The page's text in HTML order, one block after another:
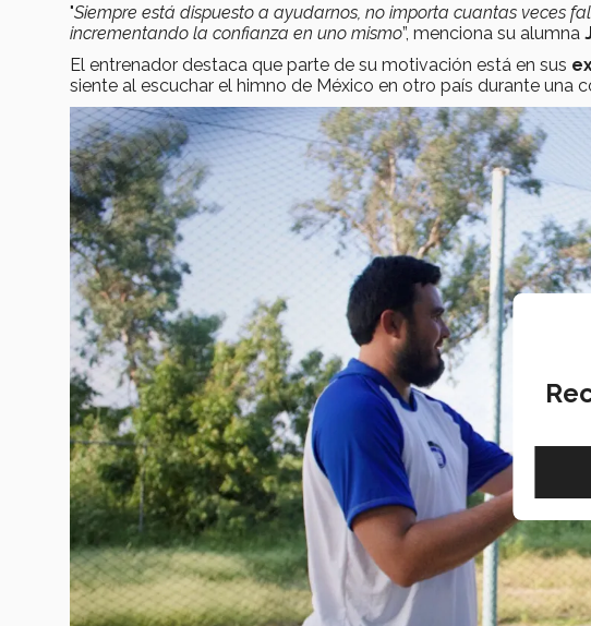
"Siempre está dispuesto a ayudarnos, no importa cuantas veces
incrementando la confianza en uno mismo”, menciona su alumna
El entrenador destaca que parte de su motivación está en sus
siente al escuchar el himno de México en otro país durante una